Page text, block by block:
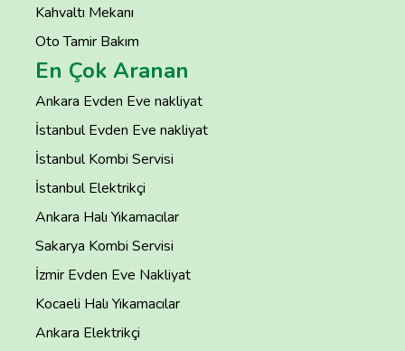
Kahvaltı Mekanı
Oto Tamir Bakım
En Çok Aranan
Ankara Evden Eve nakliyat
İstanbul Evden Eve nakliyat
İstanbul Kombi Servisi
İstanbul Elektrikçi
Ankara Halı Yıkamacılar
Sakarya Kombi Servisi
İzmir Evden Eve Nakliyat
Kocaeli Halı Yıkamacılar
Ankara Elektrikçi